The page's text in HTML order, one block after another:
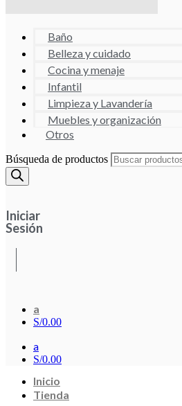
Baño
Belleza y cuidado
Cocina y menaje
Infantil
Limpieza y Lavandería
Muebles y organización
Otros
Búsqueda de productos
Iniciar
Sesión
a
S/0.00
a
S/0.00
Inicio
Tienda